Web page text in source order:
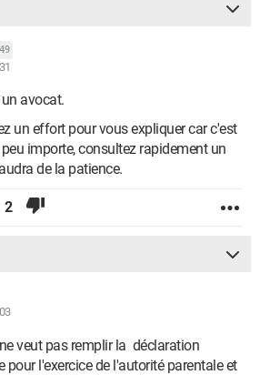
avocat.
un effort pour vous expliquer car c'est
importe, consultez rapidement un
de la patience.
2
veut pas remplir la déclaration
pour l'exercice de l'autorité parentale et